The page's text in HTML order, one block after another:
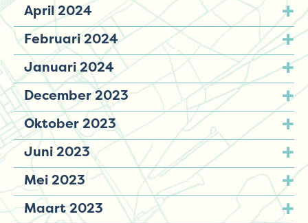
April 2024
Februari 2024
Januari 2024
December 2023
Oktober 2023
Juni 2023
Mei 2023
Maart 2023